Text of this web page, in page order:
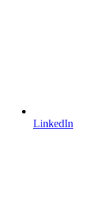
LinkedIn